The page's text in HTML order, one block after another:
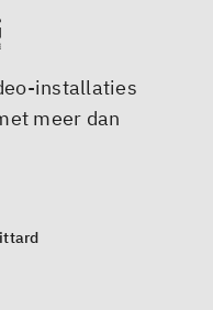
installaties
meer dan